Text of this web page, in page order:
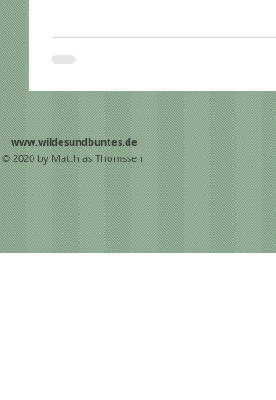
www.wildesundbuntes.de
© 2020 by Matthias Thomssen